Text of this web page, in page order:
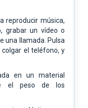
reproducir música,
grabar un vídeo o
una llamada. Pulsa
colgar el teléfono, y
en un material
el peso de los